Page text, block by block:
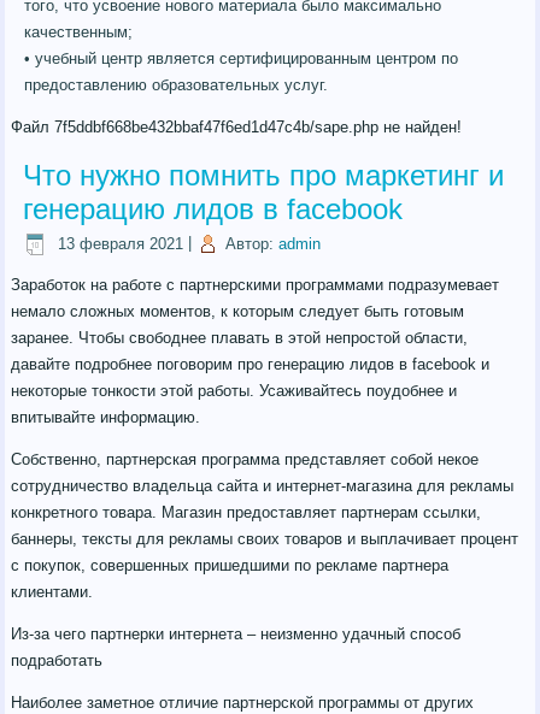
того, что усвоение нового материала было максимально
качественным;
• учебный центр является сертифицированным центром по
предоставлению образовательных услуг.
Файл 7f5ddbf668be432bbaf47f6ed1d47c4b/sape.php не найден!
Что нужно помнить про маркетинг и
генерацию лидов в facebook
13 февраля 2021 Автор: admin
Заработок на работе с партнерскими программами подразумевает
немало сложных моментов, к которым следует быть готовым
заранее. Чтобы свободнее плавать в этой непростой области,
давайте подробнее поговорим про генерацию лидов в facebook и
некоторые тонкости этой работы. Усаживайтесь поудобнее и
впитывайте информацию.
Собственно, партнерская программа представляет собой некое
сотрудничество владельца сайта и интернет-магазина для рекламы
конкретного товара. Магазин предоставляет партнерам ссылки,
баннеры, тексты для рекламы своих товаров и выплачивает процент
с покупок, совершенных пришедшими по рекламе партнера
клиентами.
Из-за чего партнерки интернета – неизменно удачный способ
подработать
Наиболее заметное отличие партнерской программы от других